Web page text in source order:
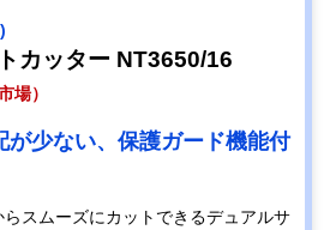
カッター NT3650/16
場）
が少ない、保護ガード機能付
スムーズにカットできるデュアルサ